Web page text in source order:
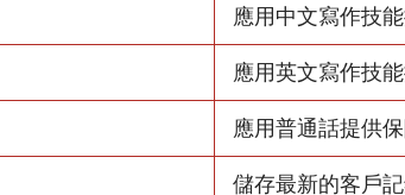
應用中文寫作技
應用英文寫作技
應用普通話提供
儲存最新的客戶